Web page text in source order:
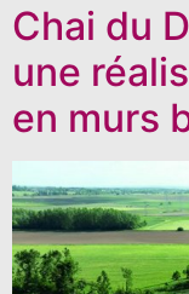
Chai du
une
en murs